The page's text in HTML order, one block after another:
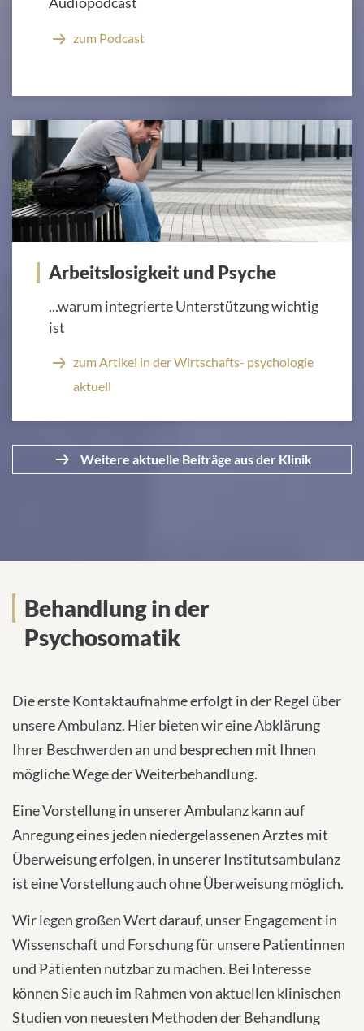
zum Podcast
Arbeitslosigkeit und Psyche
...warum integrierte Unterstützung wichtig
ist
zum Artikel in der Wirtschafts- psychologie
aktuell
Weitere aktuelle Beiträge aus der Klinik
Behandlung in der
Psychosomatik
Die erste Kontaktaufnahme erfolgt in der Regel über
unsere Ambulanz. Hier bieten wir eine Abklärung
Ihrer Beschwerden an und besprechen mit Ihnen
mögliche Wege der Weiterbehandlung.
Eine Vorstellung in unserer Ambulanz kann auf
Anregung eines jeden niedergelassenen Arztes mit
Überweisung erfolgen, in unserer Institutsambulanz
ist eine Vorstellung auch ohne Überweisung möglich.
Wir legen großen Wert darauf, unser Engagement in
Wissenschaft und Forschung für unsere Patientinnen
und Patienten nutzbar zu machen. Bei Interesse
können Sie auch im Rahmen von aktuellen klinischen
Studien von neuesten Methoden der Behandlung